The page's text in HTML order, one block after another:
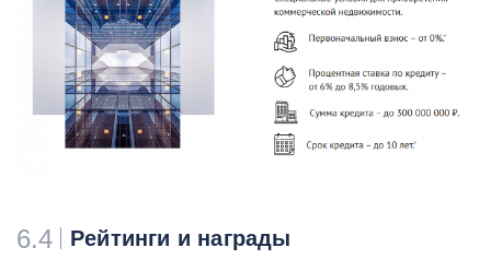
6.4 Рейтинги и награды